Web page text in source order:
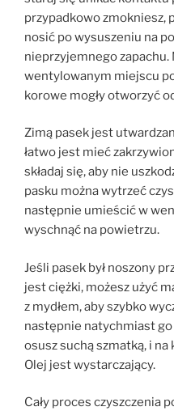
przypadkowo zmokniesz,
nosić po wysuszeniu na
nieprzyjemnego
wentylowanym miejscu
korowe mogły otworzyć
Zimą pasek jest
łatwo jest mieć
składaj się, aby nie
pasku można wytrzeć
następnie umieścić w
wyschnąć na powietrzu.
Jeśli pasek był noszony
jest ciężki, możesz użyć
z mydłem, aby szybko
następnie natychmiast go
osusz suchą szmatką, i
Olej jest wystarczający.
Cały proces czyszczenia